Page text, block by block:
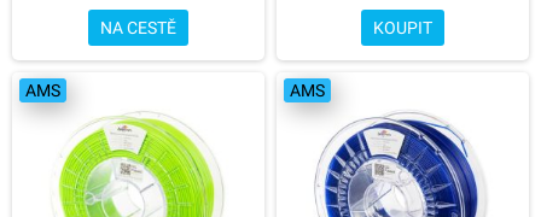
nutnosti vyhřívané komory.
✅ Vyšší houževnatost než PET-
✅ Snadný tisk a hladký povrch
✅ Chemická a tepelná odolnost
✅ Přesný průměr 1.75 mm s
minimálními tolerancemi
✅ Výrazná barva Pure Orange
NA CESTĚ
komory.
✅ Vyšší houževnatost než PET-
✅ Snadný tisk a hladký povrch
✅ Chemická a tepelná odolnost
✅ Přesný průměr 1.75 mm s
minimálními tolerancemi
✅ Výrazná barva Navy Blue
KOUPIT
AMS AMS